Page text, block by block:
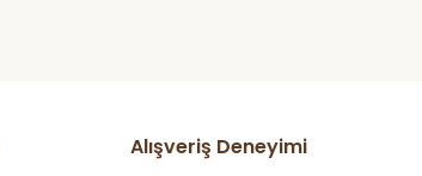
Alışveriş Deneyimi